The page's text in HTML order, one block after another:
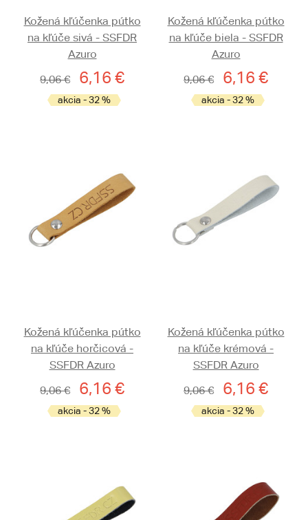
Kožená kľúčenka pútko
na kľúče sivá - SSFDR
Azuro
9,06 €
6,16 €
akcia - 32 %
Kožená kľúčenka pútko
na kľúče biela - SSFDR
Azuro
9,06 €
6,16 €
akcia - 32 %
Kožená kľúčenka pútko
na kľúče horčicová -
SSFDR Azuro
9,06 €
6,16 €
akcia - 32 %
Kožená kľúčenka pútko
na kľúče krémová -
SSFDR Azuro
9,06 €
6,16 €
akcia - 32 %